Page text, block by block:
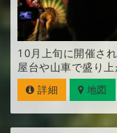
10月上旬に開催さ
屋台や山車で盛り上
詳細 地図